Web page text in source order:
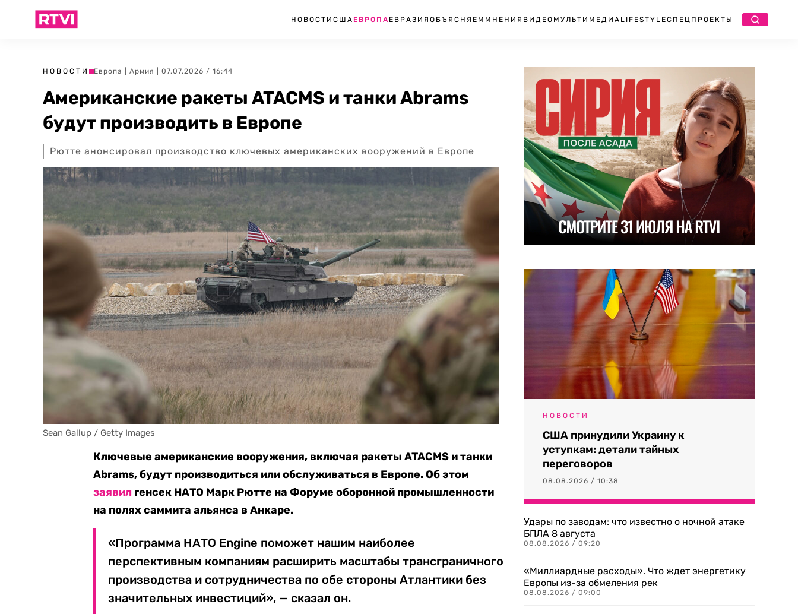
НОВОСТИ США ЕВРОПА ЕВРАЗИЯ ОБЪЯСНЯЕМ МНЕНИЯ ВИДЕО МУЛЬТИМЕДИА LIFESTYLEСПЕЦПРОЕКТЫ
НОВОСТИ Европа Армия | 07.07.2026 / 16:44
Американские ракеты ATACMS и танки Abrams
будут производить в Европе
Рютте анонсировал производство ключевых американских вооружений в Европе
Sean Gallup / Getty Images
Ключевые американские вооружения, включая ракеты ATACMS и танки
Abrams, будут производиться или обслуживаться в Европе. Об этом
заявил генсек НАТО Марк Рютте на Форуме оборонной промышленности
на полях саммита альянса в Анкаре.
«Программа НАТО Engine поможет нашим наиболее
перспективным компаниям расширить масштабы трансграничного
производства и сотрудничества по обе стороны Атлантики без
значительных инвестиций», — сказал он.
НОВОСТИ
США принудили Украину к
уступкам: детали тайных
переговоров
08.08.2026 / 10:38
Удары по заводам: что известно о ночной атаке
БПЛА 8 августа
08.08.2026 / 09:20
«Миллиардные расходы». Что ждет энергетику
Европы из-за обмеления рек
08.08.2026 / 09:00